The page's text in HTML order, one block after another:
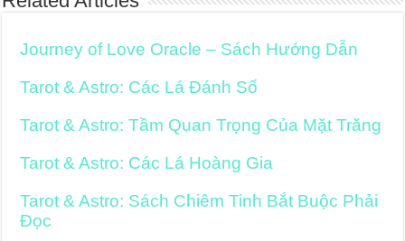
Journey of Love Oracle – Sách Hướng Dẫn
Tarot & Astro: Các Lá Đánh Số
Tarot & Astro: Tầm Quan Trọng Của Mặt Trăng
Tarot & Astro: Các Lá Hoàng Gia
Tarot & Astro: Sách Chiêm Tinh Bắt Buộc Phải
Đọc